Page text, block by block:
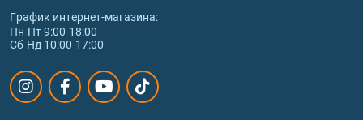
График интернет‑магазина:
Пн-Пт 9:00-18:00
Сб-Нд 10:00-17:00